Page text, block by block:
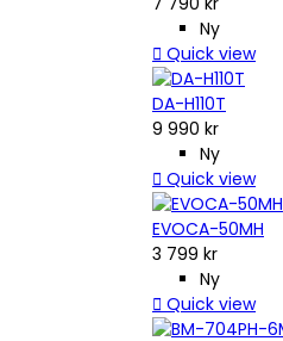
Ny
 Quick view
DA-H110T
9 990 kr
Ny
 Quick view
EVOCA-50MH
3 799 kr
Ny
 Quick view